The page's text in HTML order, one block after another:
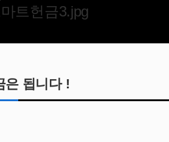
은 됩니다 !